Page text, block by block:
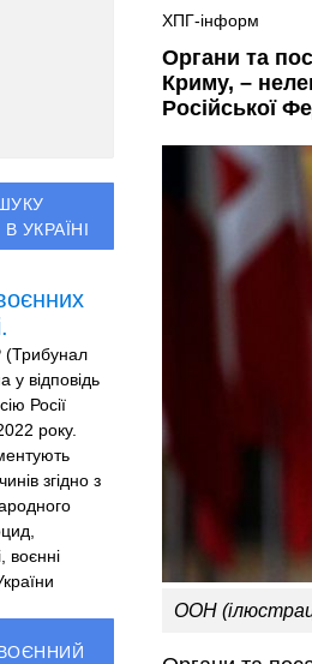
УКРАЇНІ
(Трибунал
у відповідь
Росії
року.
згідно з
воєнні
ХПГ-інформ
Органи та
Криму, –
Російської
ООН